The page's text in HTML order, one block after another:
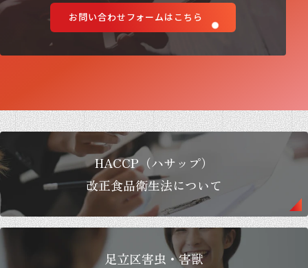
お問い合わせフォームはこちら
HACCP（ハサップ）
改正食品衛生法について
足立区害虫・害獣